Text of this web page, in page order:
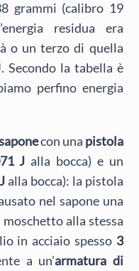
grammi (calibro 19
residua era
o un terzo di quella
Secondo la tabella è
perfino energia
con una pistola
J alla bocca) e un
alla bocca): la pistola
nel sapone una
alla stessa
in acciaio spesso 3
a un’armatura di